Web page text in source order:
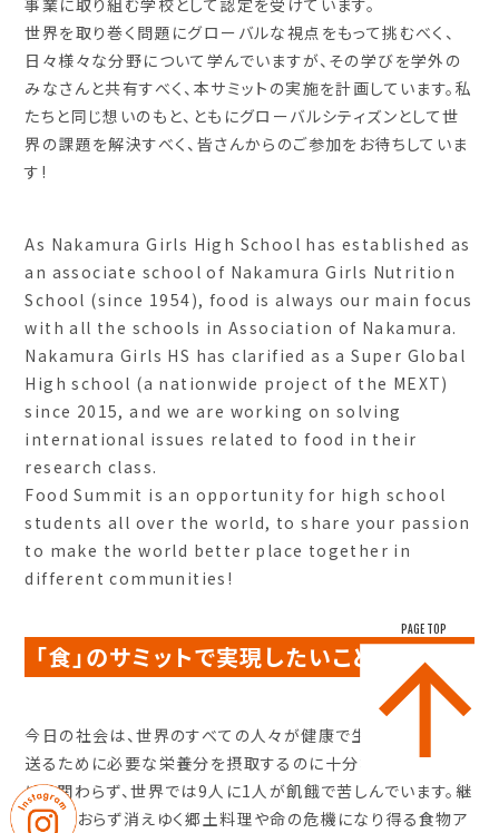
世界を取り巻く問題にグローバルな視点をもって挑むべく、
日々様々な分野について学んでいますが、その学びを学外の
みなさんと共有すべく、本サミットの実施を計画しています。私
たちと同じ想いのもと、ともにグローバルシティズンとして世
界の課題を解決すべく、皆さんからのご参加をお待ちしていま
す!
As Nakamura Girls High School has established as
an associate school of Nakamura Girls Nutrition
School (since 1954), food is always our main focus
with all the schools in Association of Nakamura.
Nakamura Girls HS has clarified as a Super Global
High school (a nationwide project of the MEXT)
since 2015, and we are working on solving
international issues related to food in their
research class.
Food Summit is an opportunity for high school
students all over the world, to share your passion
to make the world better place together in
different communities!
「食」のサミットで実現したいこと
今日の社会は、世界のすべての人々が健康で生産的な生活を
送るために必要な栄養分を摂取するのに十分な食糧がある
にも関わらず、世界では9人に1人が飢餓で苦しんでいます。継
承者がおらず消えゆく郷土料理や命の危機になり得る食物ア
PAGE TOP